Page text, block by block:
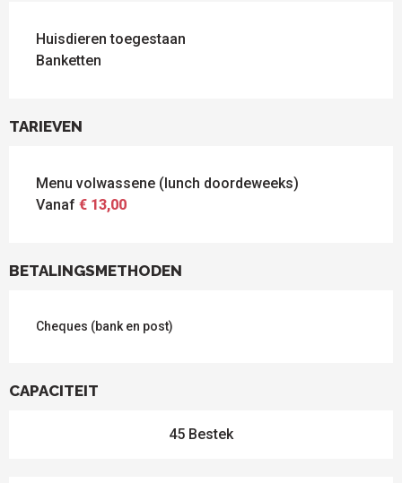
Huisdieren toegestaan
Banketten
TARIEVEN
Menu volwassene (lunch doordeweeks)
Vanaf € 13,00
BETALINGSMETHODEN
Cheques (bank en post)
CAPACITEIT
45 Bestek